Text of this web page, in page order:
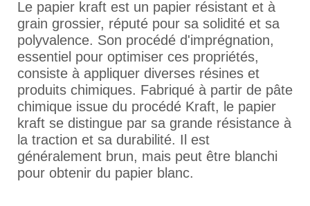
Le papier kraft est un papier résistant et à
grain grossier, réputé pour sa solidité et sa
polyvalence. Son procédé d'imprégnation,
essentiel pour optimiser ces propriétés,
consiste à appliquer diverses résines et
produits chimiques. Fabriqué à partir de pâte
chimique issue du procédé Kraft, le papier
kraft se distingue par sa grande résistance à
la traction et sa durabilité. Il est
généralement brun, mais peut être blanchi
pour obtenir du papier blanc.